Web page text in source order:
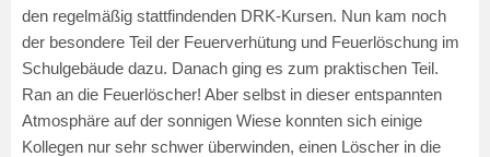
den regelmäßig stattfindenden DRK-Kursen. Nun kam noch
der besondere Teil der Feuerverhütung und Feuerlöschung im
Schulgebäude dazu. Danach ging es zum praktischen Teil.
Ran an die Feuerlöscher! Aber selbst in dieser entspannten
Atmosphäre auf der sonnigen Wiese konnten sich einige
Kollegen nur sehr schwer überwinden, einen Löscher in die